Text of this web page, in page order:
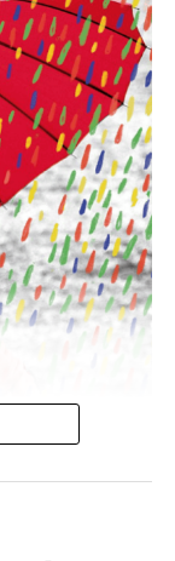
tapa, que